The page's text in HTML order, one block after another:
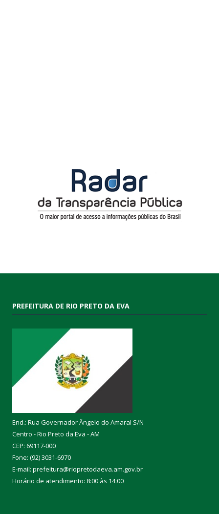
PREFEITURA DE RIO PRETO DA EVA
End.: Rua Governador Ângelo do Amaral S/N
Centro - Rio Preto da Eva - AM
CEP: 69117-000
Fone: (92) 3031-6970
E-mail: prefeitura@riopretodaeva.am.gov.br
Horário de atendimento: 8:00 às 14:00